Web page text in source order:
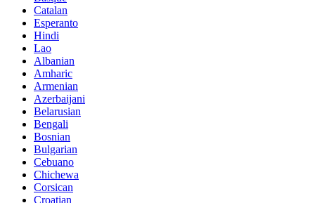
Catalan
Esperanto
Hindi
Lao
Albanian
Amharic
Armenian
Azerbaijani
Belarusian
Bengali
Bosnian
Bulgarian
Cebuano
Chichewa
Corsican
Croatian